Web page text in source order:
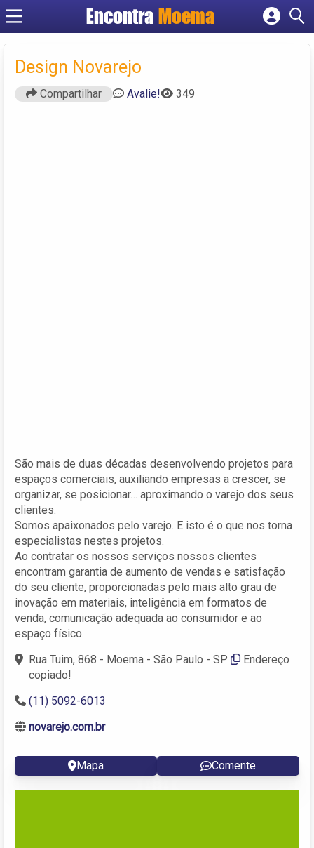
Encontra Moema
Design Novarejo
Compartilhar Avalie! 349
São mais de duas décadas desenvolvendo projetos para
espaços comerciais, auxiliando empresas a crescer, se
organizar, se posicionar… aproximando o varejo dos seus
clientes.
Somos apaixonados pelo varejo. E isto é o que nos torna
especialistas nestes projetos.
Ao contratar os nossos serviços nossos clientes
encontram garantia de aumento de vendas e satisfação
do seu cliente, proporcionadas pelo mais alto grau de
inovação em materiais, inteligência em formatos de
venda, comunicação adequada ao consumidor e ao
espaço físico.
Rua Tuim, 868 - Moema - São Paulo - SP
Endereço
copiado!
(11) 5092-6013
novarejo.com.br
Mapa Comente